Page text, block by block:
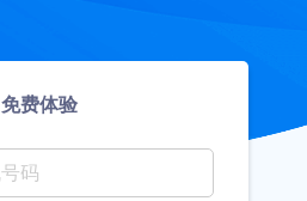
免费体验